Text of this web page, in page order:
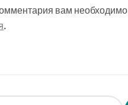
вам необходимо
.